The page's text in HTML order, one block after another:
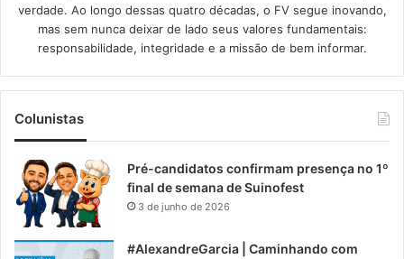
verdade. Ao longo dessas quatro décadas, o FV segue inovando,
mas sem nunca deixar de lado seus valores fundamentais:
responsabilidade, integridade e a missão de bem informar.​
Colunistas
Pré-candidatos confirmam presença no 1º
final de semana de Suinofest
3 de junho de 2026
#AlexandreGarcia | Caminhando com